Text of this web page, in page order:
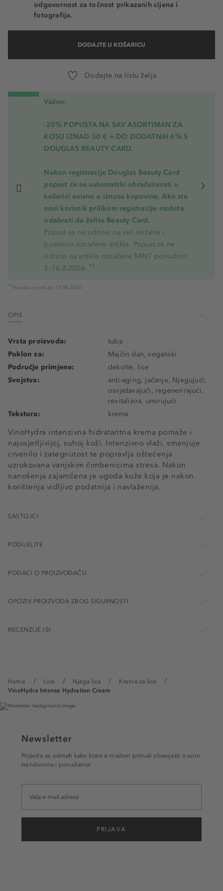
Home Lice Njega lica
Kreme za lice
VinoHydra Intense Hydration Cream
odgovornost za točnost prikazanih cijena i
fotografija.
DODAJTE U KOŠARICU
Dodajte na listu želja
Važno:
-20% POPUSTA NA SAV ASORTIMAN ZA
KOSU IZNAD 30 € + DO DODATNIH 6% S
DOUGLAS BEAUTY CARD.
Nakon registracije Douglas Beauty Card
popust će se automatski obračunavati u
košarici ovisno o iznosu kupovine. Ako ste
novi korisnik prilikom registracije možete
odabrati da želite Beauty Card.
Popust se ne odnosi na već snižene i
posebno označene artikle. Popust se ne
odnosi na artikle označene MINT ponudom.
3.-16.8.2026. *1
*1 Ponuda vrijedi do 17.08.2026
OPIS
VinoHydra intenzivna hidratantna krema pomaže i
najosjetljivijoj, suhoj koži. Intenzivno vlaži, smanjuje
crvenilo i zategnutost te popravlja oštećenja
uzrokovana vanjskim čimbenicima stresa. Nakon
nanošenja zajamčena je ugoda kože koja je nakon
korištenja vidljivo podatnija i navlaženija.
Vrsta proizvoda:
tuba
Poklon za:
Majčin dan, veganski
Područje primjene:
dekolte, lice
Svojstva:
anti-aging, jačanje, Njegujući,
osvježavajući, regenerirajući,
revitalizira, umirujući
Tekstura:
krema
SASTOJCI
PODIJELITE
PODACI O PROIZVOĐAČU
OPOZIV PROIZVODA ZBOG SIGURNOSTI
RECENZIJE (0)
Newsletter
Prijavite se odmah kako biste e-mailom primali obavijesti o svim
trendovima i ponudama!
PRIJAVA